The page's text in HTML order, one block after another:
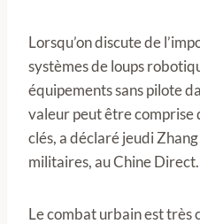
Lorsqu’on discute de
systèmes de loups
équipements sans pilote
valeur peut être comprise
clés, a déclaré jeudi
militaires, au Chine Direct.
Le combat urbain est très